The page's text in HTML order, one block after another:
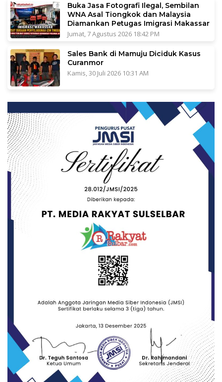
Buka Jasa Fotografi Ilegal, Sembilan
WNA Asal Tiongkok dan Malaysia
Diamankan Petugas Imigrasi Makassar
Jumat, 7 Agustus 2026 18:42 PM
Sales Bank di Mamuju Diciduk Kasus
Curanmor
Kamis, 30 Juli 2026 10:31 AM